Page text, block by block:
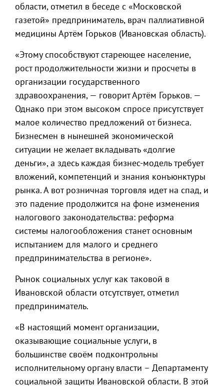
области, отметил в беседе с «Московской
газетой» предприниматель, врач паллиативной
медицины Артём Горьков (Ивановская область).
«Этому способствуют стареющее население,
рост продолжительности жизни и просчеты в
организации государственного
здравоохранения, — говорит Артём Горьков. —
Однако при этом высоком спросе присутствует
малое количество предложений от бизнеса.
Бизнесмен в нынешней экономической
ситуации не желает вкладывать «долгие
деньги», а здесь каждая бизнес-модель требует
вложений, компетенций и знания конъюнктуры
рынка. А вот розничная торговля идет на спад, и
это падение продолжится на фоне изменения
налогового законодательства: реформа
системы налогообложения станет основным
испытанием для малого и среднего
предпринимательства в регионе».
Рынок социальных услуг как таковой в
Ивановской области отсутствует, отметил
предприниматель.
«В настоящий момент организации,
оказывающие социальные услуги, в
большинстве своём подконтрольны
исполнительному органу власти – Департаменту
социальной защиты Ивановской области. В этой